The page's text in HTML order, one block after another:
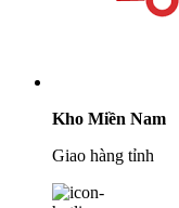
Kho Miền Nam
Giao hàng tỉnh